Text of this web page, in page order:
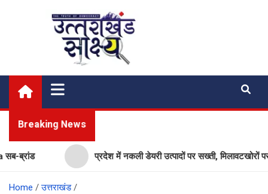
Uttarakhand Shakshya
My News Portal
Breaking News
प्रदेश में नकली डेयरी उत्पादों पर सख्ती, मिलावटखोरों पर
Home
उत्तराखंड